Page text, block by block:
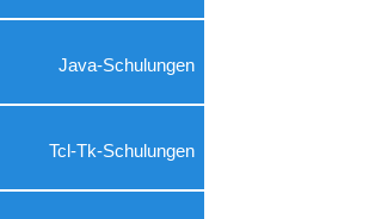
Java-Schulungen
Tcl-Tk-Schulungen